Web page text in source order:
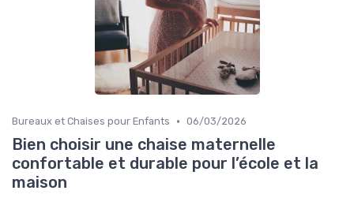
Bureaux et Chaises pour Enfants • 06/03/2026
Bien choisir une chaise maternelle
confortable et durable pour l’école et la
maison